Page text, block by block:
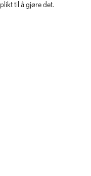
til å gjøre det.